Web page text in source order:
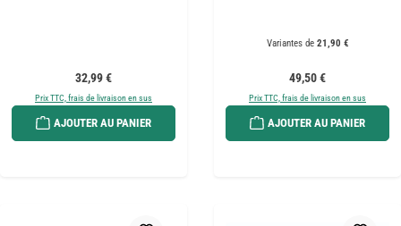
Prix régulier :
32,99 €
Prix TTC, frais de livraison en sus
AJOUTER AU PANIER
Variantes de21,90 €
Prix régulier :
49,50 €
Prix TTC, frais de livraison en sus
AJOUTER AU PANIER